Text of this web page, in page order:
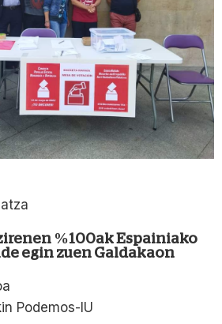
%100ak Espainiako
egin zuen Galdakaon
Podemos-IU